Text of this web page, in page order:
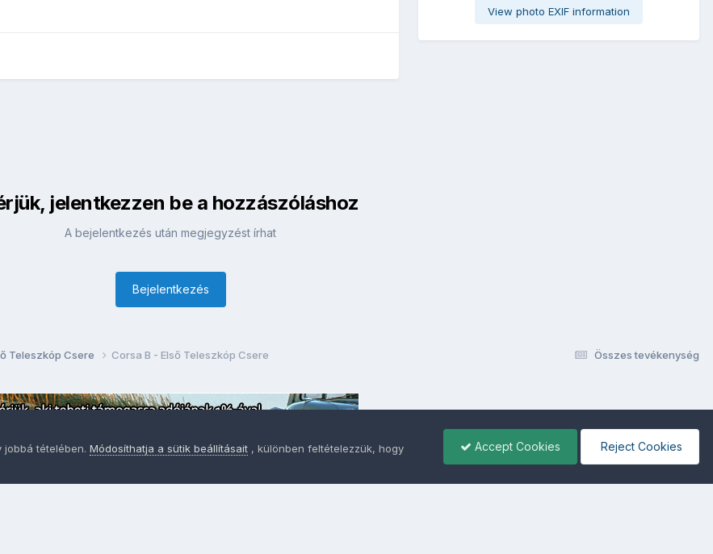
View photo EXIF information
jelentkezzen be a hozzászóláshoz
A bejelentkezés után megjegyzést írhat
Bejelentkezés
Összes tevékenység
Teleszkóp Csere Corsa B - Első Teleszkóp Csere
jobbá tételében. Módosíthatja a sütik beállításait , különben feltételezzük, hogy
Accept Cookies Reject Cookies